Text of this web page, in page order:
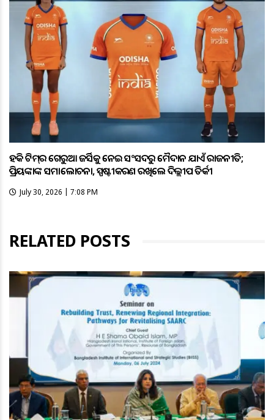
ହକି ଟିମ୍‌ର ଗେରୁଆ ଜର୍ସିକୁ ନେଇ ସଂସଦରୁ ମୈଦାନ ଯାଏଁ ରାଜନୀତି;
ପ୍ରିୟଙ୍କାଙ୍କ ସମାଲୋଚନା, ସ୍ପଷ୍ଟୀକରଣ ରଖିଲେ ଦିଲ୍ଲୀପ ତିର୍କୀ
July 30, 2026 | 7:08 PM
RELATED POSTS